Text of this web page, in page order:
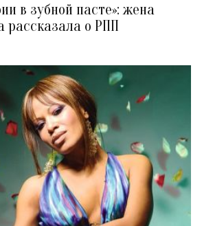
в зубной пасте»: жена
рассказала о РПП